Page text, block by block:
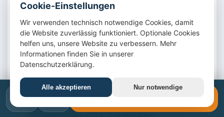
Poolreinigung 2380 Perchtoldsdorf
Poolreinigung 2345 Brunn am Gebirge
Poolreinigung 2344 Maria Enzersdorf
📞 ✉️ 📞 +43 1 4420617
Cookie-Einstellungen
Wir verwenden technisch notwendige Cookies, damit
die Website zuverlässig funktioniert. Optionale Cookies
helfen uns, unsere Website zu verbessern. Mehr
Informationen finden Sie in unserer
Datenschutzerklärung.
Alle akzeptieren Nur notwendige